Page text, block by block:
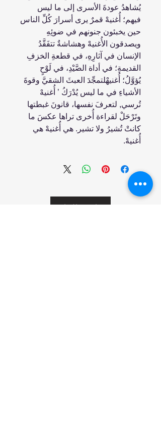
يُشاهدُ عودةَ الأسرى إلى ما ليس
فيهم؛ أُغنيهْ قمرٌ يرى أسرارَ كُلِّ الناس
حين يخبئون جنونهم في ضوئِهِ
ويصدقون الأُغنيهْ وهشاشةٌ تتفَقَّدُ
الإنسان في آثارِهِ، في قطعةِ الخزفِ
القديمةِ؛ في أداة الصَّيْدِ، في لَوْحٍ
يُؤوَّلُ؛ أُغنيهْلتمجِّدَ العبثَ الشقيَّ وقوةَ
الأشياءِ في ما ليس يُدْرَكُ ’ أُغنيهْ
تُرسي, لتعرفَ نفسها، قانونَ غبطتها
وتَرْحَلْ لقراءة أُخرى تراها عكسَ ما
كانتْ تُشيرُ ولا تشير. هي أُغنيهْ هي
أُغنيهْ.
انضم إلينا